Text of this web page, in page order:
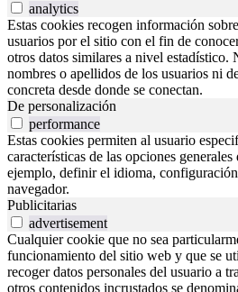
analytics
Estas cookies recogen información
usuarios por el sitio con el fin de
otros datos similares a nivel estadístico.
nombres o apellidos de los usuarios ni
concreta desde donde se conectan.
De personalización
performance
Estas cookies permiten al usuario
características de las opciones
ejemplo, definir el idioma,
navegador.
Publicitarias
advertisement
Cualquier cookie que no sea
funcionamiento del sitio web y que se
recoger datos personales del usuario a
otros contenidos incrustados se